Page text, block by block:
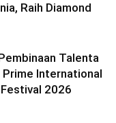
Raih Diamond
Talenta
International
2026